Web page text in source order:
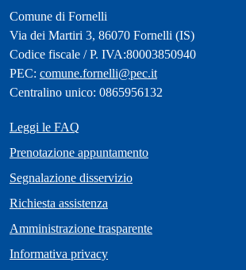
Comune di Fornelli
Via dei Martiri 3, 86070 Fornelli (IS)
Codice fiscale / P. IVA:80003850940
PEC: comune.fornelli@pec.it
Centralino unico: 0865956132
Leggi le FAQ
Prenotazione appuntamento
Segnalazione disservizio
Richiesta assistenza
Amministrazione trasparente
Informativa privacy